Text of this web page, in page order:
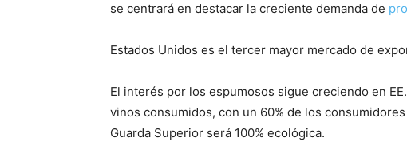
se centrará en destacar la creciente demanda de
Estados Unidos es el tercer mayor mercado de
El interés por los espumosos sigue creciendo en
vinos consumidos, con un 60% de los
Guarda Superior será 100% ecológica.